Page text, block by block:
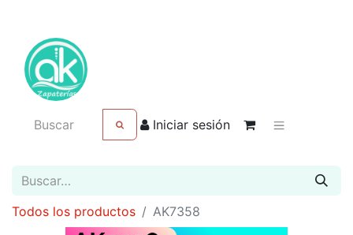
Iniciar sesión
Todos los productos AK7358